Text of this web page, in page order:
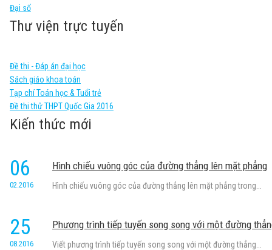
Đại số
Thư viện trực tuyến
Đề thi - Đáp án đại học
Sách giáo khoa toán
Tạp chí Toán học & Tuổi trẻ
Đề thi thử THPT Quốc Gia 2016
Kiến thức mới
06
02.2016
Hình chiếu vuông góc của đường thẳng lên mặt phẳng
Hình chiếu vuông góc của đường thẳng lên mặt phẳng trong...
25
08.2016
Phương trình tiếp tuyến song song với một đường
Viết phương trình tiếp tuyến song song với một đường thẳng...